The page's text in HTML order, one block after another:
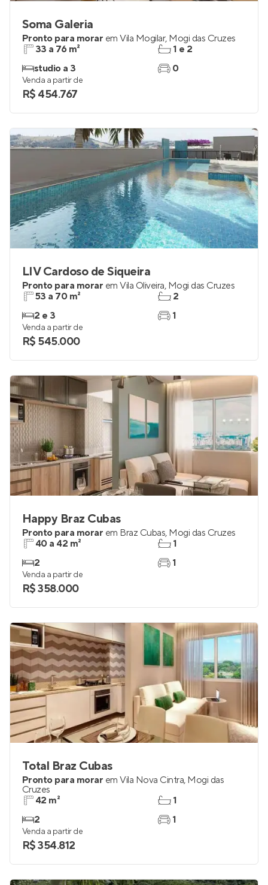
Soma Galeria
Pronto para morar em Vila Mogilar, Mogi das Cruzes
33 a 76 m²
studio a 3
1 e 2
0
Venda a partir de
R$ 454.767
LIV Cardoso de Siqueira
Pronto para morar em Vila Oliveira, Mogi das Cruzes
53 a 70 m²
2 e 3
2
1
Venda a partir de
R$ 545.000
Happy Braz Cubas
Pronto para morar em Braz Cubas, Mogi das Cruzes
40 a 42 m²
2
1
1
Venda a partir de
R$ 358.000
Total Braz Cubas
Pronto para morar em Vila Nova Cintra, Mogi das
Cruzes
42 m²
2
1
1
Venda a partir de
R$ 354.812